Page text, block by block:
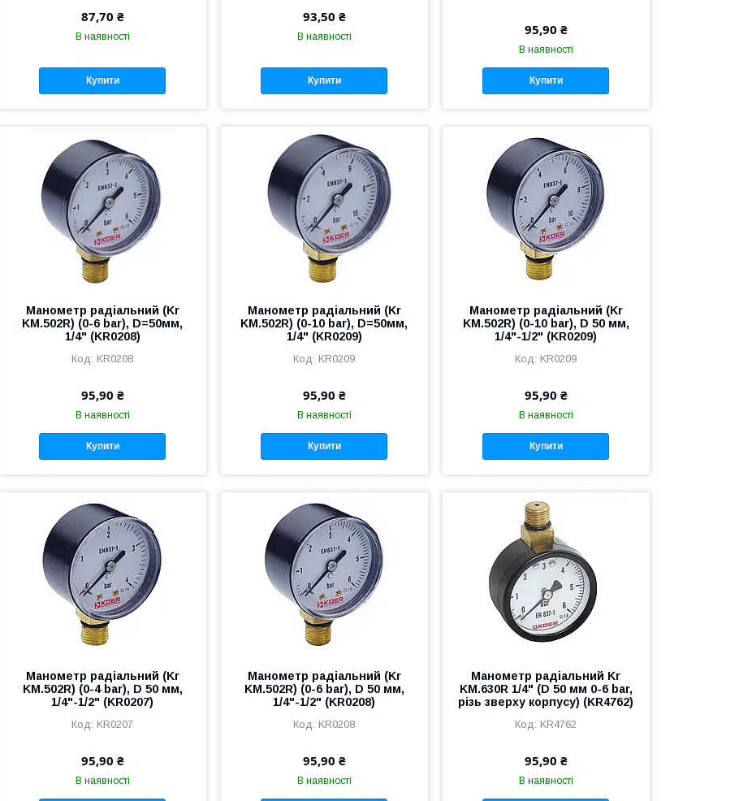
87,70 ₴
В наявності
Купити
93,50 ₴
В наявності
Купити
95,90 ₴
В наявності
Купити
Манометр радіальний (Kr
KM.502R) (0-6 bar), D=50мм,
1/4" (KR0208)
KR0208
95,90 ₴
В наявності
Купити
Манометр радіальний (Kr
KM.502R) (0-10 bar), D=50мм,
1/4" (KR0209)
KR0209
95,90 ₴
В наявності
Купити
Манометр радіальний (Kr
KM.502R) (0-10 bar), D 50 мм,
1/4"-1/2" (KR0209)
KR0209
95,90 ₴
В наявності
Купити
Манометр радіальний (Kr
KM.502R) (0-4 bar), D 50 мм,
1/4"-1/2" (KR0207)
KR0207
95,90 ₴
В наявності
Манометр радіальний (Kr
KM.502R) (0-6 bar), D 50 мм,
1/4"-1/2" (KR0208)
KR0208
95,90 ₴
В наявності
Манометр радіальний Kr
KM.630R 1/4" (D 50 мм 0-6 bar,
різь зверху корпусу) (KR4762)
KR4762
95,90 ₴
В наявності